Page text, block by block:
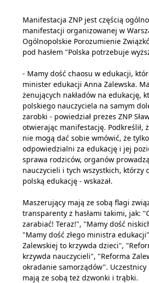
Manifestacja ZNP jest częścią
manifestacji organizowanej w
Ogólnopolskie Porozumienie
pod hasłem "Polska potrzebuje
- Mamy dość chaosu w edukacji,
minister edukacji Anna Zalewska.
żenujących nakładów na edukację,
polskiego nauczyciela na samym
zarobki - powiedział prezes ZNP
otwierając manifestację. Podkreślił,
nie mogą dać sobie wmówić, że
odpowiedzialni za edukację i jej
sprawa rodziców, organów
nauczycieli i tych wszystkich, którzy
polską edukację - wskazał.
Maszerujący mają ze sobą flagi
transparenty z hasłami takimi, jak:
zarabiać! Teraz!", "Mamy dość
"Mamy dość złego ministra
Zalewskiej to krzywda dzieci",
krzywda nauczycieli", "Reforma
okradanie samorządów".
mają ze sobą też dzwonki i trąbki.